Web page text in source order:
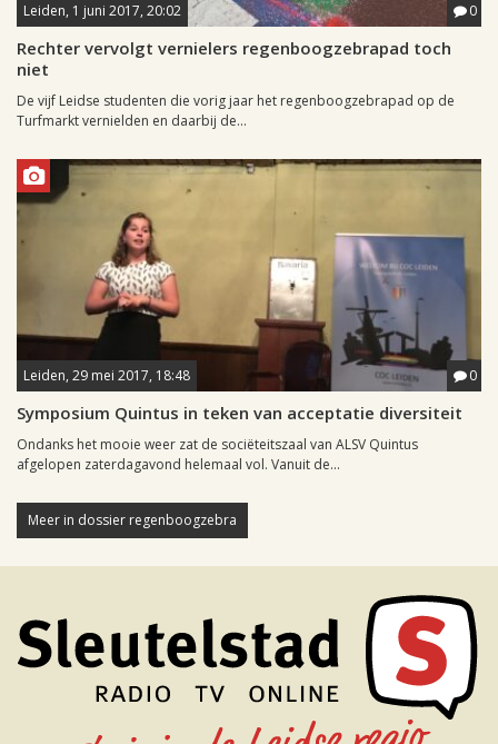
Leiden, 1 juni 2017, 20:02 0
Rechter vervolgt vernielers regenboogzebrapad toch
niet
De vijf Leidse studenten die vorig jaar het regenboogzebrapad op de
Turfmarkt vernielden en daarbij de...
Leiden, 29 mei 2017, 18:48 0
Symposium Quintus in teken van acceptatie diversiteit
Ondanks het mooie weer zat de sociëteitszaal van ALSV Quintus
afgelopen zaterdagavond helemaal vol. Vanuit de...
Meer in dossier regenboogzebra